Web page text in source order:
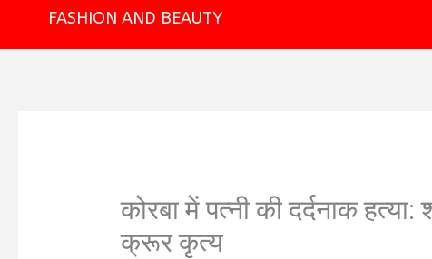
FASHION AND BEAUTY
कोरबा में पत्नी की दर्दनाक
क्रूर कृत्य